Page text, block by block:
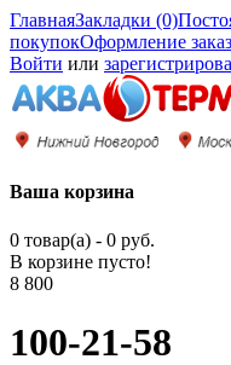
ГлавнаяЗакладки (0)
покупокОформление
Войти или
Ваша корзина
0 товар(а) - 0 руб.
В корзине пусто!
8 800
100-21-58